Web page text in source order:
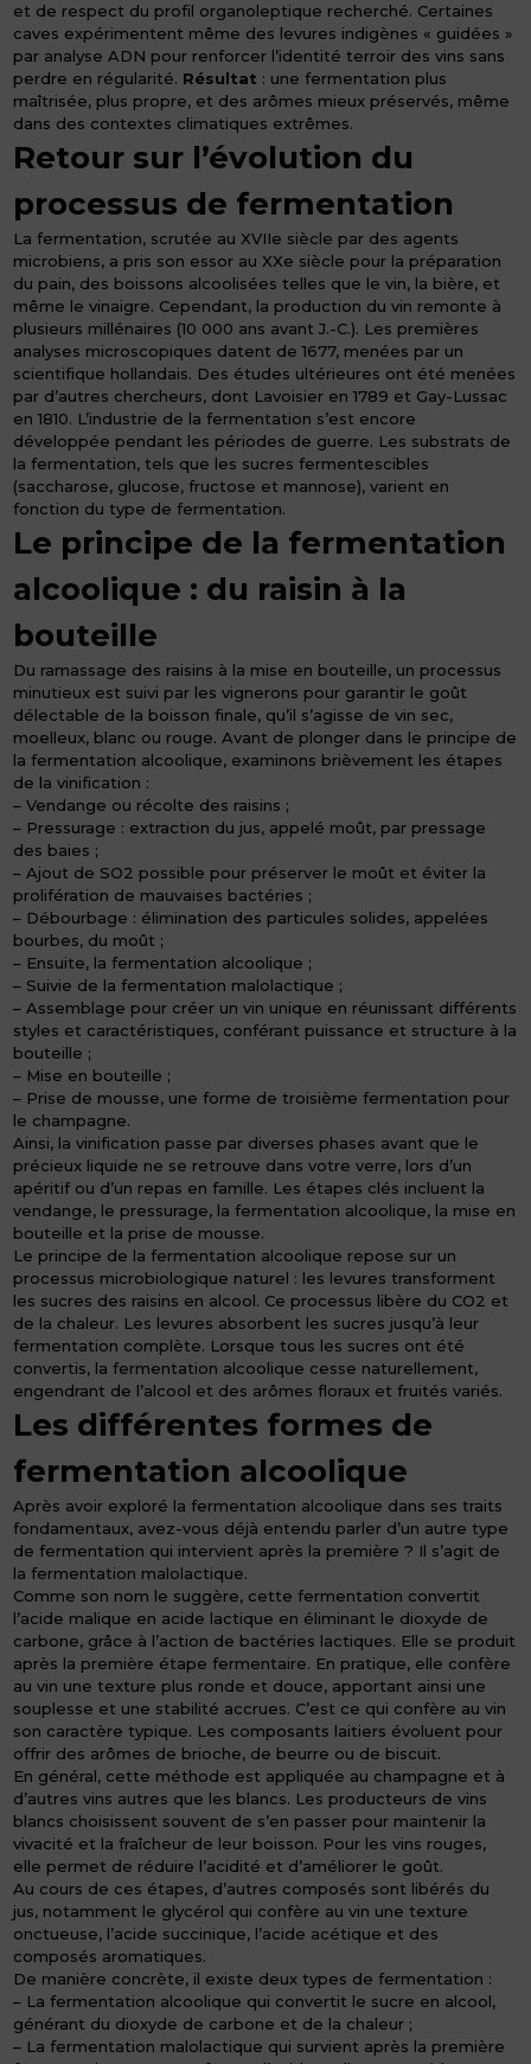
et de respect du profil organoleptique recherché. Certaines
caves expérimentent même des levures indigènes « guidées »
par analyse ADN pour renforcer l’identité terroir des vins sans
perdre en régularité. Résultat : une fermentation plus
maîtrisée, plus propre, et des arômes mieux préservés, même
dans des contextes climatiques extrêmes.
Retour sur l’évolution du
processus de fermentation
La fermentation, scrutée au XVIIe siècle par des agents
microbiens, a pris son essor au XXe siècle pour la préparation
du pain, des boissons alcoolisées telles que le vin, la bière, et
même le vinaigre. Cependant, la production du vin remonte à
plusieurs millénaires (10 000 ans avant J.-C.). Les premières
analyses microscopiques datent de 1677, menées par un
scientifique hollandais. Des études ultérieures ont été menées
par d’autres chercheurs, dont Lavoisier en 1789 et Gay-Lussac
en 1810. L’industrie de la fermentation s’est encore
développée pendant les périodes de guerre. Les substrats de
la fermentation, tels que les sucres fermentescibles
(saccharose, glucose, fructose et mannose), varient en
fonction du type de fermentation.
Le principe de la fermentation
alcoolique : du raisin à la
bouteille
Du ramassage des raisins à la mise en bouteille, un processus
minutieux est suivi par les vignerons pour garantir le goût
délectable de la boisson finale, qu’il s’agisse de vin sec,
moelleux, blanc ou rouge. Avant de plonger dans le principe de
la fermentation alcoolique, examinons brièvement les étapes
de la vinification :
– Vendange ou récolte des raisins ;
– Pressurage : extraction du jus, appelé moût, par pressage
des baies ;
– Ajout de SO2 possible pour préserver le moût et éviter la
prolifération de mauvaises bactéries ;
– Débourbage : élimination des particules solides, appelées
bourbes, du moût ;
– Ensuite, la fermentation alcoolique ;
– Suivie de la fermentation malolactique ;
– Assemblage pour créer un vin unique en réunissant différents
styles et caractéristiques, conférant puissance et structure à la
bouteille ;
– Mise en bouteille ;
– Prise de mousse, une forme de troisième fermentation pour
le champagne.
Ainsi, la vinification passe par diverses phases avant que le
précieux liquide ne se retrouve dans votre verre, lors d’un
apéritif ou d’un repas en famille. Les étapes clés incluent la
vendange, le pressurage, la fermentation alcoolique, la mise en
bouteille et la prise de mousse.
Le principe de la fermentation alcoolique repose sur un
processus microbiologique naturel : les levures transforment
les sucres des raisins en alcool. Ce processus libère du CO2 et
de la chaleur. Les levures absorbent les sucres jusqu’à leur
fermentation complète. Lorsque tous les sucres ont été
convertis, la fermentation alcoolique cesse naturellement,
engendrant de l’alcool et des arômes floraux et fruités variés.
Les différentes formes de
fermentation alcoolique
Après avoir exploré la fermentation alcoolique dans ses traits
fondamentaux, avez-vous déjà entendu parler d’un autre type
de fermentation qui intervient après la première ? Il s’agit de
la fermentation malolactique.
Comme son nom le suggère, cette fermentation convertit
l’acide malique en acide lactique en éliminant le dioxyde de
carbone, grâce à l’action de bactéries lactiques. Elle se produit
après la première étape fermentaire. En pratique, elle confère
au vin une texture plus ronde et douce, apportant ainsi une
souplesse et une stabilité accrues. C’est ce qui confère au vin
son caractère typique. Les composants laitiers évoluent pour
offrir des arômes de brioche, de beurre ou de biscuit.
En général, cette méthode est appliquée au champagne et à
d’autres vins autres que les blancs. Les producteurs de vins
blancs choisissent souvent de s’en passer pour maintenir la
vivacité et la fraîcheur de leur boisson. Pour les vins rouges,
elle permet de réduire l’acidité et d’améliorer le goût.
Au cours de ces étapes, d’autres composés sont libérés du
jus, notamment le glycérol qui confère au vin une texture
onctueuse, l’acide succinique, l’acide acétique et des
composés aromatiques.
De manière concrète, il existe deux types de fermentation :
– La fermentation alcoolique qui convertit le sucre en alcool,
générant du dioxyde de carbone et de la chaleur ;
– La fermentation malolactique qui survient après la première